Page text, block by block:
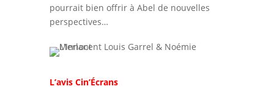
pourrait bien offrir à Abel de nouvelles
perspectives…
L’avis Cin’Écrans